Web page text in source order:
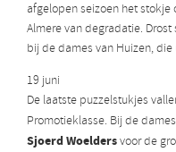
afgelopen seizoen het stokje
Almere van degradatie.
bij de dames van Huizen,
19 juni
De laatste puzzelstukjes
Promotieklasse. Bij de
Sjoerd Woeldersvoor de